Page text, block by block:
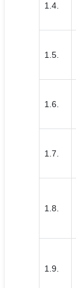
1.4.
1.5.
1.6.
1.7.
1.8.
1.9.